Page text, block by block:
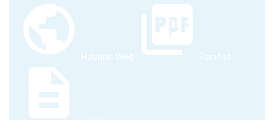
Halaman Web Pamflet